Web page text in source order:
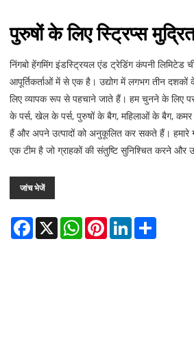
पुरुषों के लिए स्ट्रिप्स
निंगबो हेंगमिंग इंडस्ट्रियल एंड ट्रेडिंग कंपनी लिमिटेड
आपूर्तिकर्ताओं में से एक है। उद्योग में लगभग तीन
लिए व्यापक रूप से पहचाने जाते हैं। हम चुनने के लिए
के पर्स, खेल के पर्स, पुरुषों के बैग, महिलाओं के बैग,
हैं और अपने उत्पादों को अनुकूलित कर सकते हैं। हमारे
एक टीम है जो ग्राहकों की संतुष्टि सुनिश्चित करने और
जांच भेजें
Facebook
X WhatsAppPinterestLinkedIn